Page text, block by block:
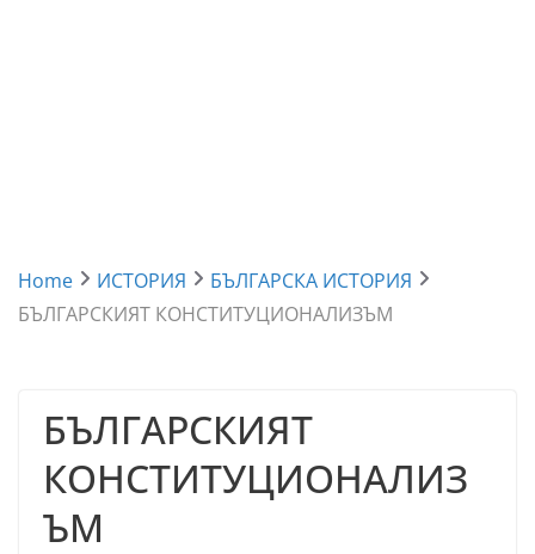
Home ИСТОРИЯ
БЪЛГАРСКА ИСТОРИЯ
БЪЛГАРСКИЯТ КОНСТИТУЦИОНАЛИЗЪМ
БЪЛГАРСКИЯТ
КОНСТИТУЦИОНАЛИЗ
ЪМ